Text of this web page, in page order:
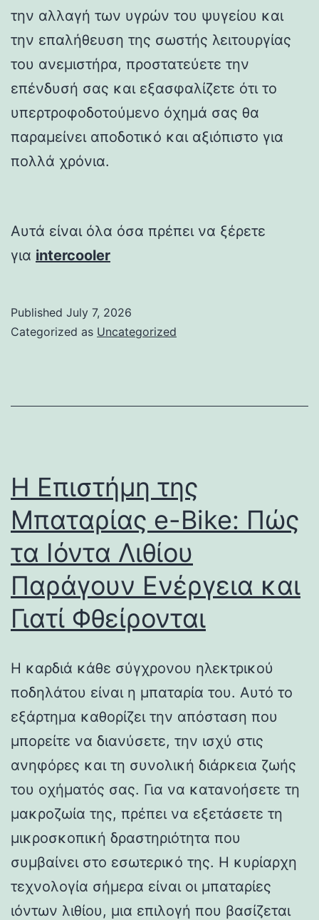
την αλλαγή των υγρών του ψυγείου και
την επαλήθευση της σωστής λειτουργίας
του ανεμιστήρα, προστατεύετε την
επένδυσή σας και εξασφαλίζετε ότι το
υπερτροφοδοτούμενο όχημά σας θα
παραμείνει αποδοτικό και αξιόπιστο για
πολλά χρόνια.
Αυτά είναι όλα όσα πρέπει να ξέρετε
για intercooler
Published July 7, 2026
Categorized as Uncategorized
Η Επιστήμη της
Μπαταρίας e-Bike: Πώς
τα Ιόντα Λιθίου
Παράγουν Ενέργεια και
Γιατί Φθείρονται
Η καρδιά κάθε σύγχρονου ηλεκτρικού
ποδηλάτου είναι η μπαταρία του. Αυτό το
εξάρτημα καθορίζει την απόσταση που
μπορείτε να διανύσετε, την ισχύ στις
ανηφόρες και τη συνολική διάρκεια ζωής
του οχήματός σας. Για να κατανοήσετε τη
μακροζωία της, πρέπει να εξετάσετε τη
μικροσκοπική δραστηριότητα που
συμβαίνει στο εσωτερικό της. Η κυρίαρχη
τεχνολογία σήμερα είναι οι μπαταρίες
ιόντων λιθίου, μια επιλογή που βασίζεται